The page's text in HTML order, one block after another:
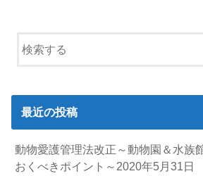
最近の投稿
動物愛護管理法改正～動物園＆水族
おくべきポイント～2020年5月31日